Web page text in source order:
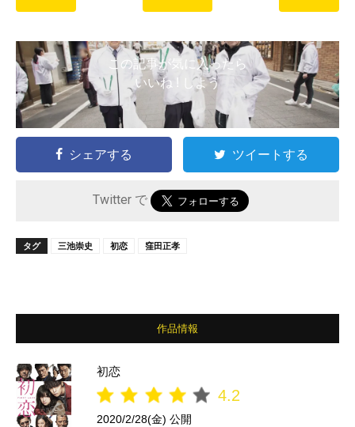
この記事が気に入ったら
いいね ! しよう
シェアする ツイートする
Twitter で
タグ 三池崇史 初恋 窪田正孝
作品情報
初恋
4.2
2020/2/28(金) 公開